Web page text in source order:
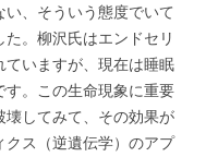
、そういう態度でいて
。柳沢氏はエンドセリ
いますが、現在は睡眠
。この生命現象に重要
してみて、その効果が
ス（逆遺伝学）のアプ